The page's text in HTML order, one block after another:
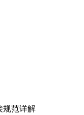
规范详解